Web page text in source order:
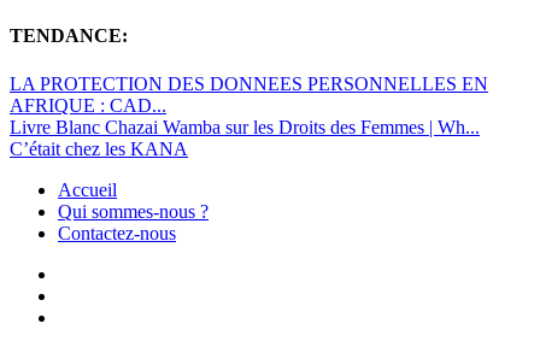
TENDANCE:
LA PROTECTION DES DONNEES PERSONNELLES EN
AFRIQUE : CAD...
Livre Blanc Chazai Wamba sur les Droits des Femmes | Wh...
C’était chez les KANA
Accueil
Qui sommes-nous ?
Contactez-nous